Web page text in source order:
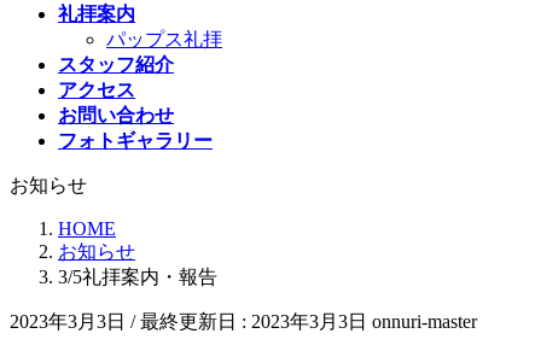
礼拝案内
パップス礼拝
スタッフ紹介
アクセス
お問い合わせ
フォトギャラリー
お知らせ
HOME
お知らせ
3/5礼拝案内・報告
2023年3月3日 / 最終更新日 : 2023年3月3日 onnuri-master